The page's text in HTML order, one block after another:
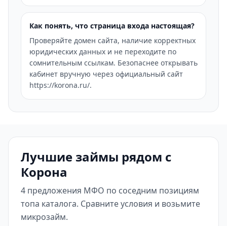
Как понять, что страница входа настоящая?
Проверяйте домен сайта, наличие корректных
юридических данных и не переходите по
сомнительным ссылкам. Безопаснее открывать
кабинет вручную через официальный сайт
https://korona.ru/.
Лучшие займы рядом с
Корона
4 предложения МФО по соседним позициям
топа каталога. Сравните условия и возьмите
микрозайм.